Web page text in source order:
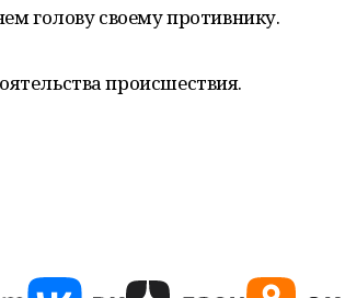
голову своему противнику.
происшествия.